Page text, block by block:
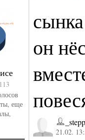
113
еще
он
21.02.